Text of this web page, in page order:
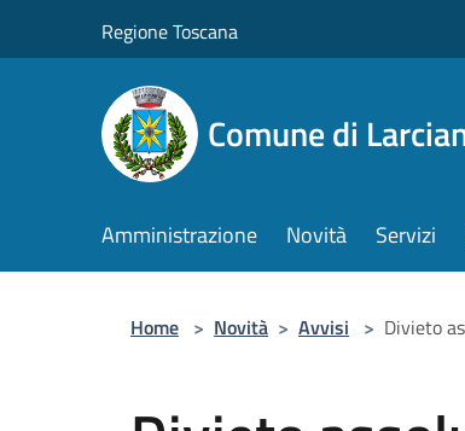
Regione Toscana
Comune di
Amministrazione Novità Servizi
Home > Novità > Avvisi > Divieto